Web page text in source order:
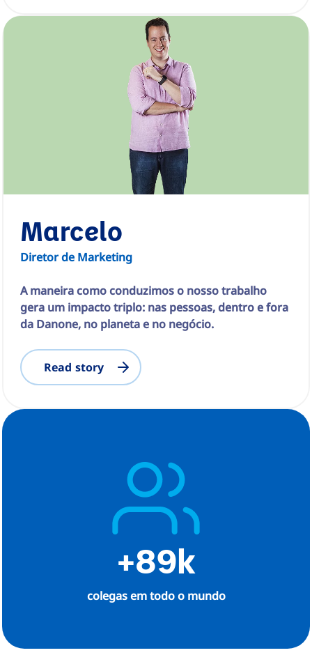
Marcelo
Diretor de Marketing
A maneira como conduzimos o nosso trabalho
gera um impacto triplo: nas pessoas, dentro e fora
da Danone, no planeta e no negócio.
Read story
+89k
colegas em todo o mundo